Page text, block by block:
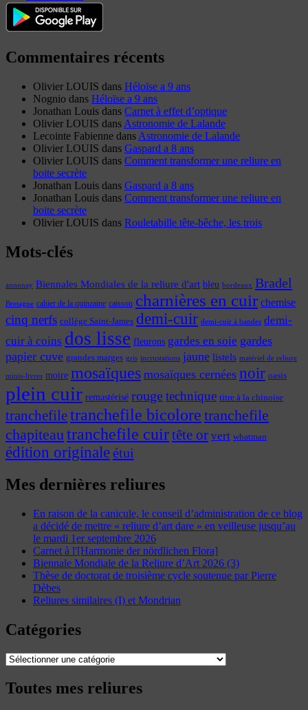
Commentaires récents
Olivier LOUIS dans Héloïse a 9 ans
Nognio dans Héloïse a 9 ans
Jonathan Louis dans Carnet à effet d’optique
Olivier LOUIS dans Astronomie de Lalande
Lecointe Fabienne dans Astronomie de Lalande
Olivier LOUIS dans Gaspard a 8 ans
Olivier LOUIS dans Comment transformer une reliure en
boite secrète
Jonathan Louis dans Gaspard a 8 ans
Jonathan Louis dans Comment transformer une reliure en
boite secrète
Olivier LOUIS dans Rouletabille tête-bêche, les trois
Mots-clés
annonay Biennales Mondiales de la reliure d'art bleu bordeaux Bradel
Bretagne cahier de la quinzaine caisson charnières en cuir chemise
cinq nerfs collège Saint-James demi-cuir demi-cuir à bandes demi-
cuir à coins dos lisse fleurons gardes en soie gardes
papier cuve grandes marges gris incrustations jaune listels matériel de reliure
minis-livres moire mosaïques mosaïques cernées noir oasis
plein cuir remastérisé rougetechnique titre à la chinoise
tranchefiletranchefile bicolore tranchefile
chapiteau tranchefile cuirtête or vert whatman
édition originaleétui
Mes dernières reliures
En raison de la canicule, le conseil d’administration de ce blog
a décidé de mettre « reliure d’art dare » en veilleuse jusqu’au
le mardi 1er septembre 2026
Carnet à l'[Harmonie der nördlichen Flora]
Biennale Mondiale de la Reliure d’Art 2026 (3)
Thèse de doctorat de troisième cycle soutenue par Pierre
Dèbes
Reliures similaires (I) et Mondrian
Catégories
Catégories
Toutes mes reliures